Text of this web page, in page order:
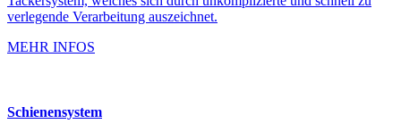
verlegende Verarbeitung auszeichnet.
MEHR INFOS
Schienensystem